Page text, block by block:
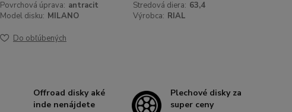
Povrchová úprava: antracit Stredová diera: 63,4
Model disku: MILANO Výrobca: RIAL
Do obľúbených
Offroad disky aké
inde nenájdete
Plechové disky za
super ceny